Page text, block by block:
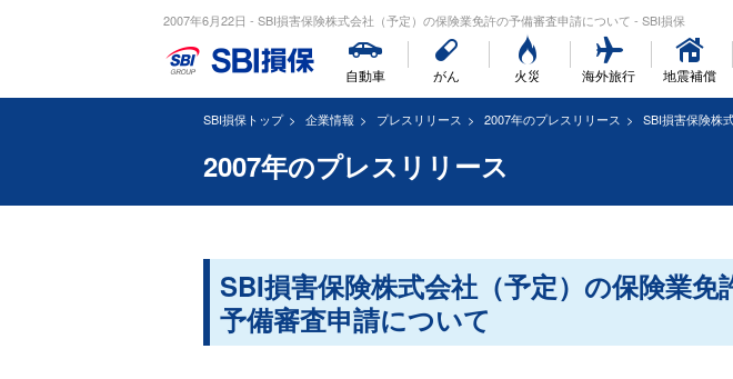
2007年6月22日 - SBI損害保険株式会社（予定）の保険業免許の予備審査申請について - SBI損保
自動車 がん 火災 海外旅行 地震補償
SBI損保トップ 企業情報 プレスリリース 2007年のプレスリリース SBI損害保険株
2007年のプレスリリース
SBI損害保険株式会社（予定）の保険業免
予備審査申請について